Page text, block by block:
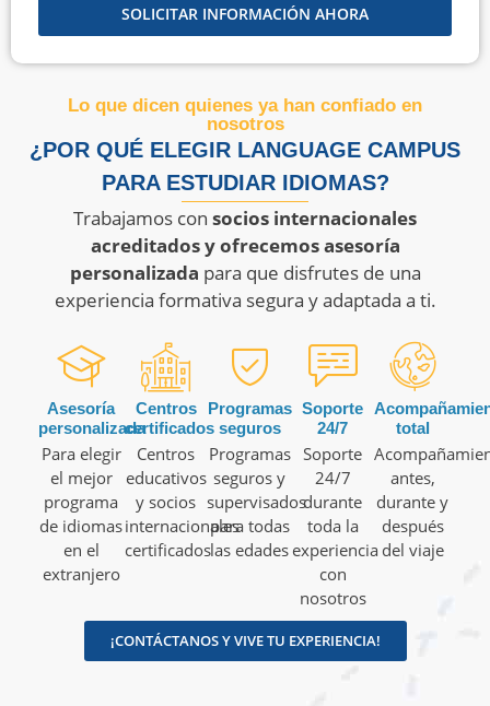
SOLICITAR INFORMACIÓN AHORA
Lo que dicen quienes ya han confiado en
nosotros
¿POR QUÉ ELEGIR LANGUAGE CAMPUS
PARA ESTUDIAR IDIOMAS?
Trabajamos con socios internacionales
acreditados y ofrecemos asesoría
personalizada para que disfrutes de una
experiencia formativa segura y adaptada a ti.
Asesoría
personalizada
Para elegir
el mejor
programa
de idiomas
en el
extranjero
Centros
certificados
Centros
educativos
y socios
internacionales
certificados
Programas
seguros
Programas
seguros y
supervisados
para todas
las edades
Soporte
24/7
Soporte
24/7
durante
toda la
experiencia
con
nosotros
total
antes,
durante y
después
del viaje
¡CONTÁCTANOS Y VIVE TU EXPERIENCIA!